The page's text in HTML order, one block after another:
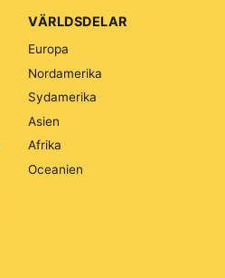
VÄRLDSDELAR
Europa
Nordamerika
Sydamerika
Asien
Afrika
Oceanien